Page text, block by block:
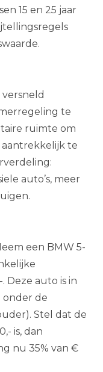
15 en 25 jaar
te
ruimte om
aantrekkelijk te
auto’s, meer
een BMW 5-
Deze auto is in
onder de
Stel dat de
is, dan
nu 35% van €